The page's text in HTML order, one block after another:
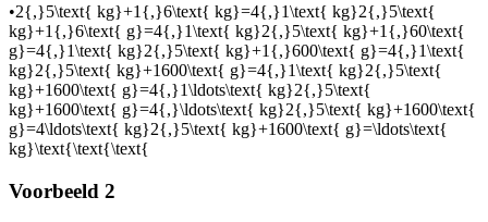
•2{,}5\text{ kg}+1{,}6\text{ kg}=4{,}1\text{ kg}2{,}5\text{
kg}+1{,}6\text{ g}=4{,}1\text{ kg}2{,}5\text{ kg}+1{,}60\text{
g}=4{,}1\text{ kg}2{,}5\text{ kg}+1{,}600\text{ g}=4{,}1\text{
kg}2{,}5\text{ kg}+1600\text{ g}=4{,}1\text{ kg}2{,}5\text{
kg}+1600\text{ g}=4{,}1\ldots\text{ kg}2{,}5\text{
kg}+1600\text{ g}=4{,}\ldots\text{ kg}2{,}5\text{ kg}+1600\text{
g}=4\ldots\text{ kg}2{,}5\text{ kg}+1600\text{ g}=\ldots\text{
kg}\text{\text{\text{
Voorbeeld 2